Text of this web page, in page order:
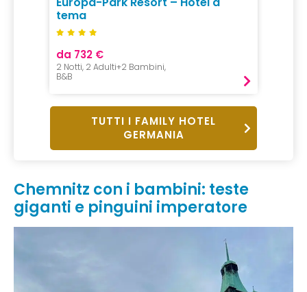
tema
da 732 €
2 Notti, 2 Adulti+2 Bambini,
B&B
TUTTI I FAMILY HOTEL
GERMANIA
Chemnitz con i bambini: teste
giganti e pinguini imperatore